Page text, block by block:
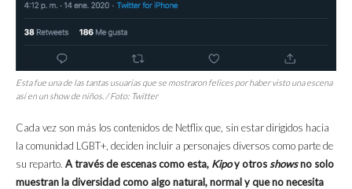
Esta fue una de las tantas usuarias que se mostraron felices por haber visto una escena
así en un show de niños. / Foto: Twitter
Cada vez son más los contenidos de Netflix que, sin estar dirigidos hacia
la comunidad LGBT+, deciden incluir a personajes diversos como parte de
su reparto. A través de escenas como esta, Kipoy otrosshowsno solo
muestran la diversidad como algo natural, normal y que no necesita